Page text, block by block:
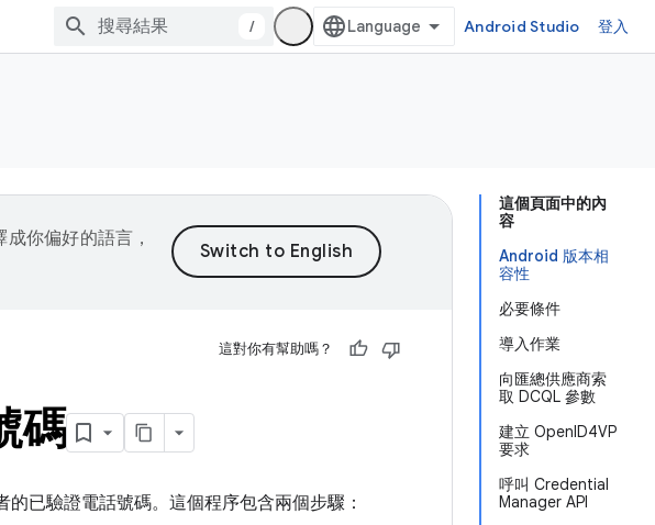
/ Android Studio 登入
這個頁面中的內
容
Android 版本相
容性
必要條件
導入作業
向匯總供應商索
取 DCQL 參數
建立 OpenID4VP
要求
呼叫 Credential
Manager API
你偏好的語言，
這對你有幫助嗎？
碼
的已驗證電話號碼。這個程序包含兩個步驟：